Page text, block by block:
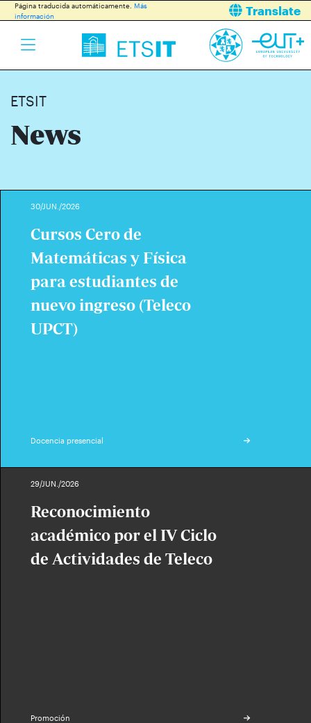
Página traducida automáticamente. Más
información
Translate
ETSIT
News
30/JUN./2026
Cursos Cero de
Matemáticas y Física
para estudiantes de
nuevo ingreso (Teleco
UPCT)
Docencia presencial
29/JUN./2026
Reconocimiento
académico por el IV Ciclo
de Actividades de Teleco
Promoción